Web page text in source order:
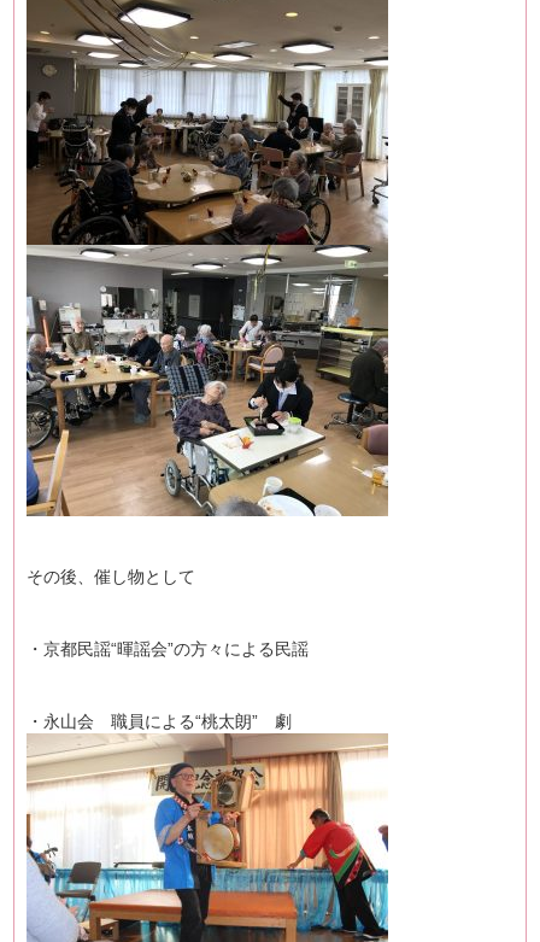
その後、催し物として
・京都民謡“暉謡会”の方々による民謡
・永山会 職員による“桃太朗” 劇